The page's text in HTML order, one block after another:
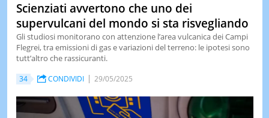
Scienziati avvertono che uno dei
supervulcani del mondo si sta risvegliando
Gli studiosi monitorano con attenzione l’area vulcanica dei Campi
Flegrei, tra emissioni di gas e variazioni del terreno: le ipotesi sono
tutt’altro che rassicuranti.
34 CONDIVIDI 29/05/2025